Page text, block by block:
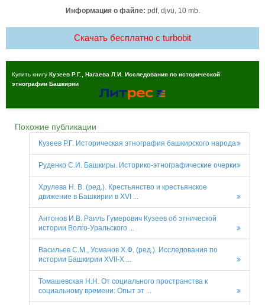
Информация о файле: pdf, djvu, 10 mb.
Скачать бесплатно c turbobit
Купить книгу Кузеев Р.Г., Нагаева Л.И. Исследования по исторической
этнографии Башкирии
Похожие публикации
Кузеев Р.Г. Историческая этнография башкирского народа
Руденко С.И. Башкиры. Историко-этнографические очерки
Хрулева Н. В. (ред.). Крестьянство и крестьянское
движение в Башкирии в XVI ...
Антонов И.В. Раиль Гумерович Кузеев об этнической
истории Волго-Уральского ...
Васильев С.М., Усманов Х.Ф. (ред.). Исследования по
истории Башкирии XVII-X ...
Томашевская Н.Н. От социального пространства к
социальному времени: Опыт эт ...